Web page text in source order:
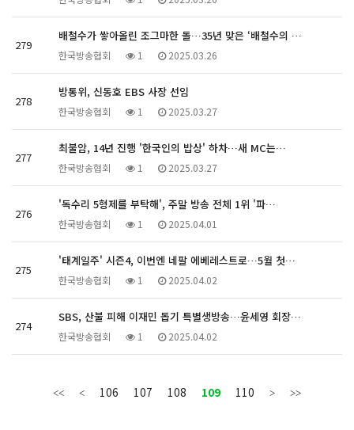
279
배철수가 쌓아올린 조그마한 돌…35년 맞은 ‘배철수의 …
한국방송협회 1 2025.03.26
278
방통위, 신동호 EBS 사장 선임
한국방송협회 1 2025.03.27
277
최불암, 14년 진행 '한국인의 밥상' 하차…새 MC는…
한국방송협회 1 2025.03.27
276
'독수리 5형제를 부탁해', 주말 방송 전체 1위 '파…
한국방송협회 1 2025.04.01
275
'태계일주' 시즌4, 이번엔 네팔 에베레스트로…5월 첫…
한국방송협회 1 2025.04.02
274
SBS, 산불 피해 이재민 돕기 특별생방송…윤세영 회장…
한국방송협회 1 2025.04.02
106 107 108 109 110